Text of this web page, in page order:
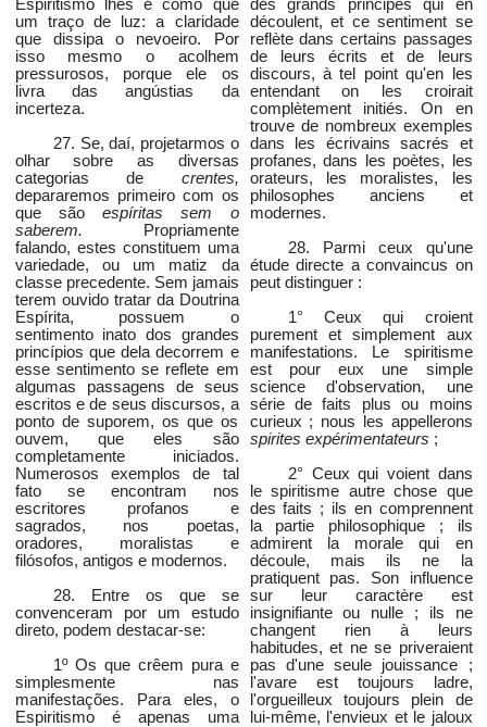
Espiritismo lhes é como que
um traço de luz: a claridade
que dissipa o nevoeiro. Por
isso mesmo o acolhem
pressurosos, porque ele os
livra das angústias da
incerteza.
27. Se, daí, projetarmos o
olhar sobre as diversas
categorias de crentes,
depararemos primeiro com os
que são espíritas sem o
saberem.
Propriamente
falando, estes constituem uma
variedade, ou um matiz da
classe precedente. Sem jamais
terem ouvido tratar da Doutrina
Espírita, possuem o
sentimento inato dos grandes
princípios que dela decorrem e
esse sentimento se reflete em
algumas passagens de seus
escritos e de seus discursos, a
ponto de suporem, os que os
ouvem, que eles são
completamente iniciados.
Numerosos exemplos de tal
fato se encontram nos
escritores profanos e
sagrados, nos poetas,
oradores, moralistas e
filósofos, antigos e modernos.
28. Entre os que se
convenceram por um estudo
direto, podem destacar-se:
1º Os que crêem pura e
simplesmente nas
manifestações. Para eles, o
Espiritismo é apenas uma
des grands principes qui en
découlent, et ce sentiment se
reflète dans certains passages
de leurs écrits et de leurs
discours, à tel point qu'en les
entendant on les croirait
complètement initiés. On en
trouve de nombreux exemples
dans les écrivains sacrés et
profanes, dans les poètes, les
orateurs, les moralistes, les
philosophes anciens et
modernes.
28. Parmi ceux qu'une
étude directe a convaincus on
peut distinguer :
1° Ceux qui croient
purement et simplement aux
manifestations. Le spiritisme
est pour eux une simple
science d'observation, une
série de faits plus ou moins
curieux ; nous les appellerons
spirites expérimentateurs ;
2° Ceux qui voient dans
le spiritisme autre chose que
des faits ; ils en comprennent
la partie philosophique ; ils
admirent la morale qui en
découle, mais ils ne la
pratiquent pas. Son influence
sur leur caractère est
insignifiante ou nulle ; ils ne
changent rien à leurs
habitudes, et ne se priveraient
pas d'une seule jouissance ;
l'avare est toujours ladre,
l'orgueilleux toujours plein de
lui-même, l'envieux et le jaloux